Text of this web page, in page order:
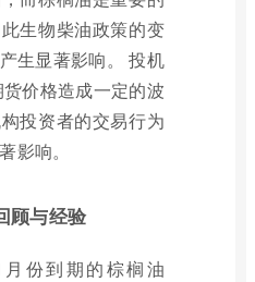
生物柴油政策的变
生显著影响。 投机
价格造成一定的波
投资者的交易行为
影响。
顾与经验
份到期的棕榈油